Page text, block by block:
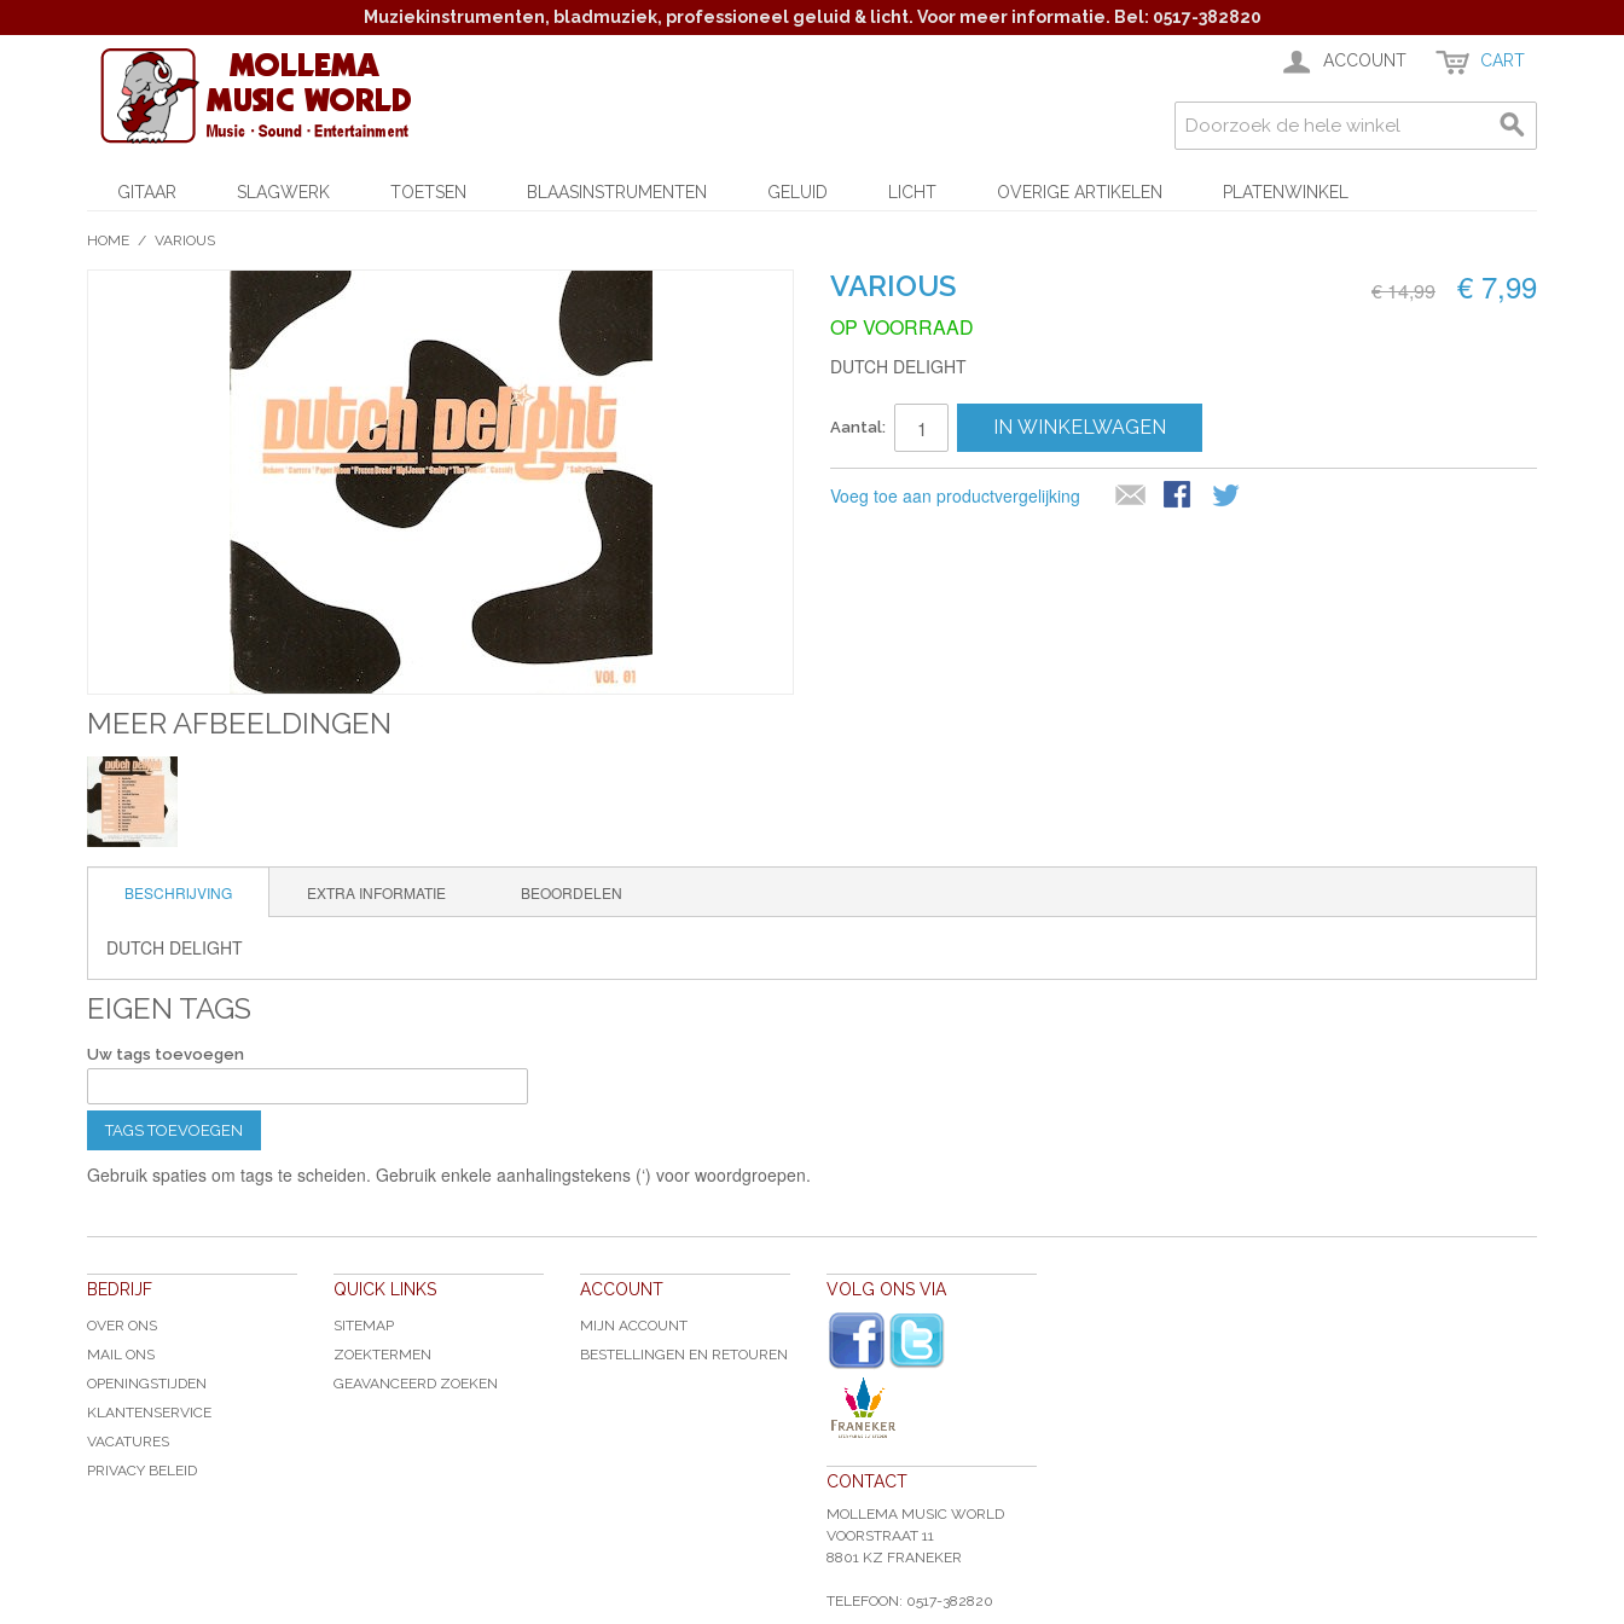
Muziekinstrumenten, bladmuziek, professioneel geluid & licht. Voor meer informatie. Bel: 0517-382820
ACCOUNT CART
GITAAR SLAGWERK TOETSEN BLAASINSTRUMENTEN GELUID LICHT OVERIGE ARTIKELEN PLATENWINKEL
HOME / VARIOUS
MEER AFBEELDINGEN
VARIOUS € 14,99 € 7,99
OP VOORRAAD
DUTCH DELIGHT
Aantal: IN WINKELWAGEN
Voeg toe aan productvergelijking
BESCHRIJVING EXTRA INFORMATIE BEOORDELEN
DUTCH DELIGHT
EIGEN TAGS
Uw tags toevoegen
TAGS TOEVOEGEN
Gebruik spaties om tags te scheiden. Gebruik enkele aanhalingstekens (‘) voor woordgroepen.
BEDRIJF
OVER ONS
MAIL ONS
OPENINGSTIJDEN
KLANTENSERVICE
VACATURES
PRIVACY BELEID
QUICK LINKS
SITEMAP
ZOEKTERMEN
GEAVANCEERD ZOEKEN
ACCOUNT
MIJN ACCOUNT
BESTELLINGEN EN RETOUREN
VOLG ONS VIA
CONTACT
MOLLEMA MUSIC WORLD
VOORSTRAAT 11
8801 KZ FRANEKER
TELEFOON: 0517-382820